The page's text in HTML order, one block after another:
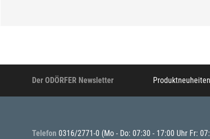
Der ODÖRFER Newsletter
Telefon 0316/2771-0 (Mo - Do: 07:30 - 17:00 Uhr Fr: